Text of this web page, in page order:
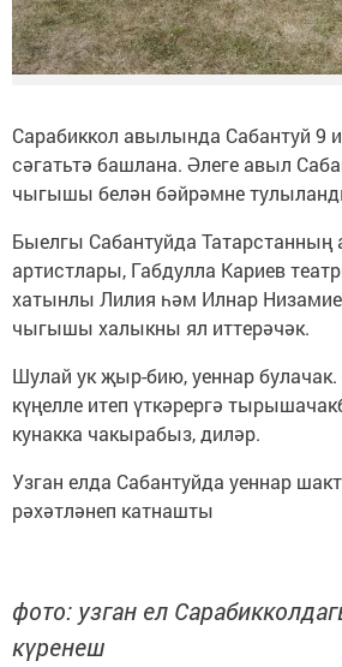
Сарабиккол авылында Сабантуй 9
сәгатьтә башлана. Әлеге авыл
чыгышы белән бәйрәмне
Быелгы Сабантуйда Татарстанның
артистлары, Габдулла Кариев
хатынлы Лилия һәм Илнар
чыгышы халыкны ял иттерәчәк.
Шулай ук җыр-бию, уеннар
күңелле итеп үткәрергә
кунакка чакырабыз, диләр.
Узган елда Сабантуйда уеннар
рәхәтләнеп катнашты
фото: узган ел
күренеш